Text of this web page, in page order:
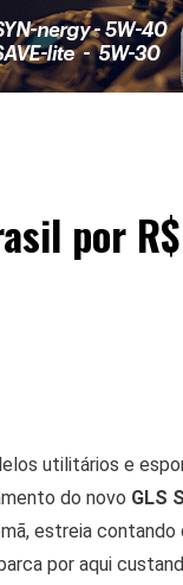
por R$
utilitários e
do novo GLS
estreia contando
por aqui